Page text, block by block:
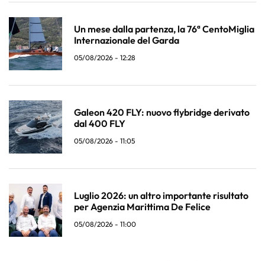
Un mese dalla partenza, la 76ª CentoMiglia
Internazionale del Garda
05/08/2026 - 12:28
Galeon 420 FLY: nuovo flybridge derivato
dal 400 FLY
05/08/2026 - 11:05
Luglio 2026: un altro importante risultato
per Agenzia Marittima De Felice
05/08/2026 - 11:00